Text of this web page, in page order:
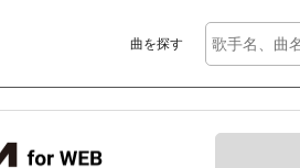
曲を探す